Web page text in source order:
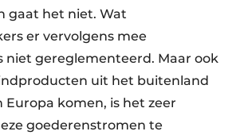
gaat het niet. Wat
er vervolgens mee
niet gereglementeerd. Maar ook
uit het buitenland
Europa komen, is het zeer
goederenstromen te